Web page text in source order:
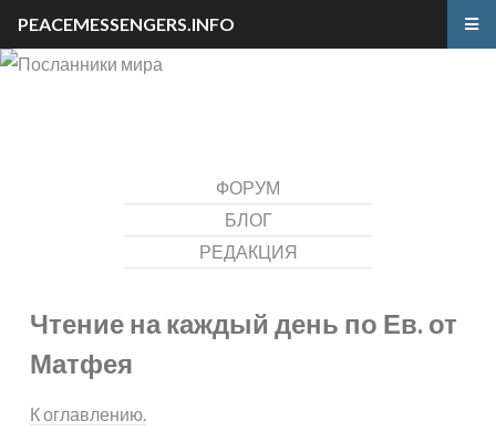
ФОРУМ
БЛОГ
РЕДАКЦИЯ
Чтение на каждый день по Ев. от
Матфея
К оглавлению.
PEACEMESSENGERS.INFO